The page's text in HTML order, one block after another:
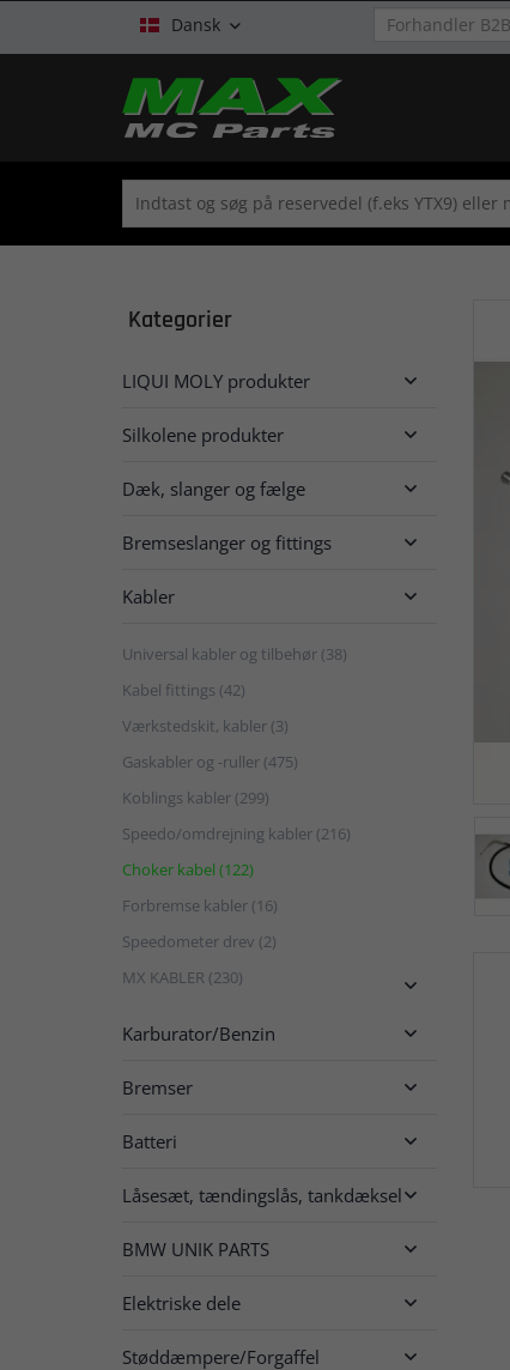
Dansk 
Kategorier
LIQUI MOLY produkter 
Silkolene produkter 
Dæk, slanger og fælge 
Bremseslanger og fittings 
Kabler 
Universal kabler og tilbehør (38)
Kabel fittings (42)
Værkstedskit, kabler (3)
Gaskabler og -ruller (475)
Koblings kabler (299)
Speedo/omdrejning kabler (216)
Choker kabel (122)
Forbremse kabler (16)
Speedometer drev (2)
MX KABLER (230)

Karburator/Benzin 
Bremser 
Batteri 
Låsesæt, tændingslås, tankdæksel
BMW UNIK PARTS 
Elektriske dele 
Støddæmpere/Forgaffel 